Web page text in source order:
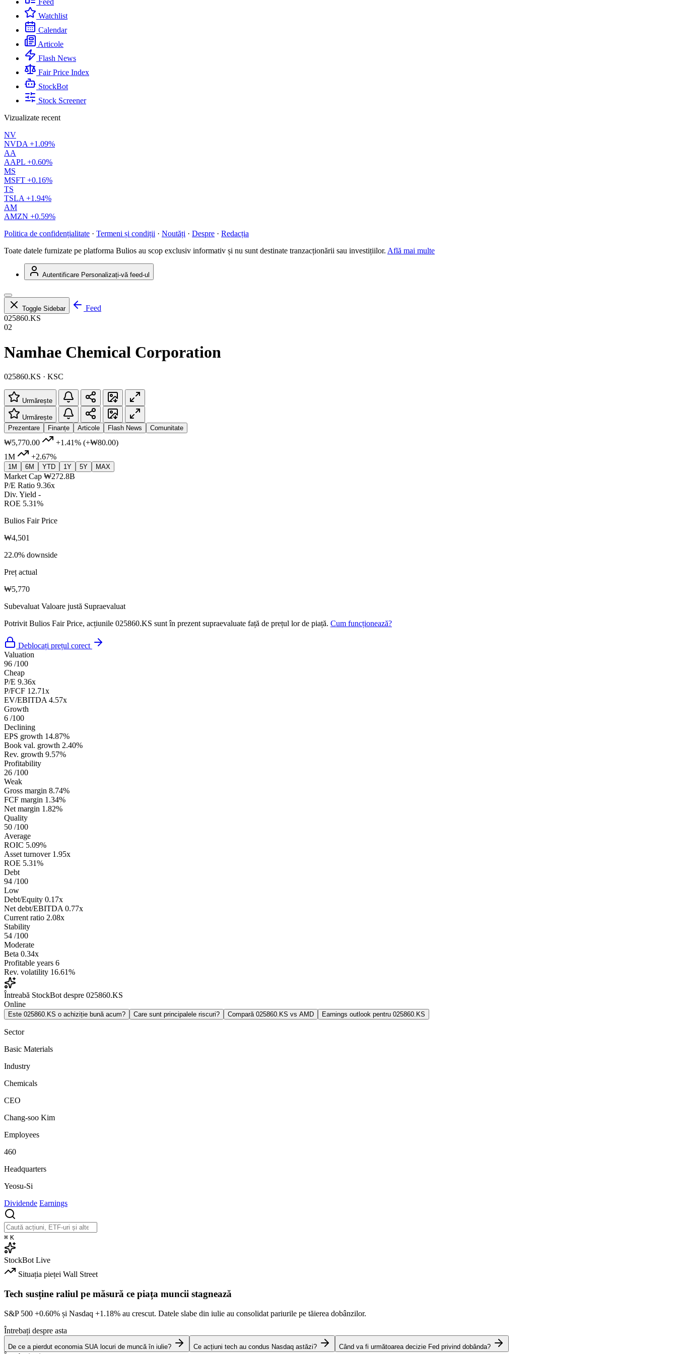
Feed
Watchlist
Calendar
Articole
Flash News
Fair Price Index
StockBot
Stock Screener
Vizualizate recent
NV
NVDA +1.09%
AA
AAPL +0.60%
MS
MSFT +0.16%
TS
TSLA +1.94%
AM
AMZN +0.59%
Politica de confidențialitate · Termeni și condiții · Noutăți · Despre · Redacția
Toate datele furnizate pe platforma Bulios au scop exclusiv informativ și nu sunt destinate tranzacționării sau investițiilor. Află mai multe
Autentificare Personalizați-vă feed-ul
Toggle Sidebar
Feed
025860.KS
02
Namhae Chemical Corporation
025860.KS · KSC
Urmărește
Urmărește
Prezentare
Finanțe Articole Flash News Comunitate
₩5,770.00 +1.41% (+₩80.00)
1M
+2.67%
1M 6M YTD 1Y 5Y MAX
Market Cap ₩272.8B
P/E Ratio 9.36x
Div. Yield -
ROE 5.31%
Bulios Fair Price
₩4,501
22.0% downside
Preț actual
₩5,770
Subevaluat Valoare justă Supraevaluat
Potrivit Bulios Fair Price, acțiunile 025860.KS sunt în prezent supraevaluate față de prețul lor de piață. Cum funcționează?
Deblocați prețul corect
Valuation
96 /100
Cheap
P/E 9.36x
P/FCF 12.71x
EV/EBITDA 4.57x
Growth
6 /100
Declining
EPS growth 14.87%
Book val. growth 2.40%
Rev. growth 9.57%
Profitability
26 /100
Weak
Gross margin 8.74%
FCF margin 1.34%
Net margin 1.82%
Quality
50 /100
Average
ROIC 5.09%
Asset turnover 1.95x
ROE 5.31%
Debt
94 /100
Low
Debt/Equity 0.17x
Net debt/EBITDA 0.77x
Current ratio 2.08x
Stability
54 /100
Moderate
Beta 0.34x
Profitable years 6
Rev. volatility 16.61%
Întreabă StockBot despre 025860.KS
Online
Este 025860.KS o achiziție bună acum? Care sunt principalele riscuri? Compară 025860.KS vs AMD Earnings outlook pentru 025860.KS
Sector
Basic Materials
Industry
Chemicals
CEO
Chang-soo Kim
Employees
460
Headquarters
Yeosu-Si
Dividende Earnings
⌘ K
StockBot Live
Situația pieței Wall Street
Tech susține raliul pe măsură ce piața muncii stagnează
S&P 500 +0.60% și Nasdaq +1.18% au crescut. Datele slabe din iulie au consolidat pariurile pe tăierea dobânzilor.
Întrebați despre asta
De ce a pierdut economia SUA locuri de muncă în iulie? Ce acțiuni tech au condus Nasdaq astăzi? Când va fi următoarea decizie Fed privind dobânda?